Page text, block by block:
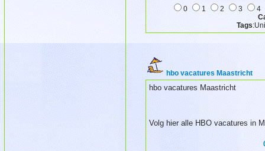
0
1 2 3
4
Tags
hbo vacatures Maastricht
hbo vacatures Maastricht
Volg hier alle HBO vacatures in